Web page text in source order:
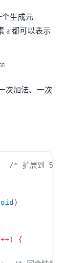
个生成元
a 都可以表示
255
次加法、一次
/* 扩展到 512
)
++)
{